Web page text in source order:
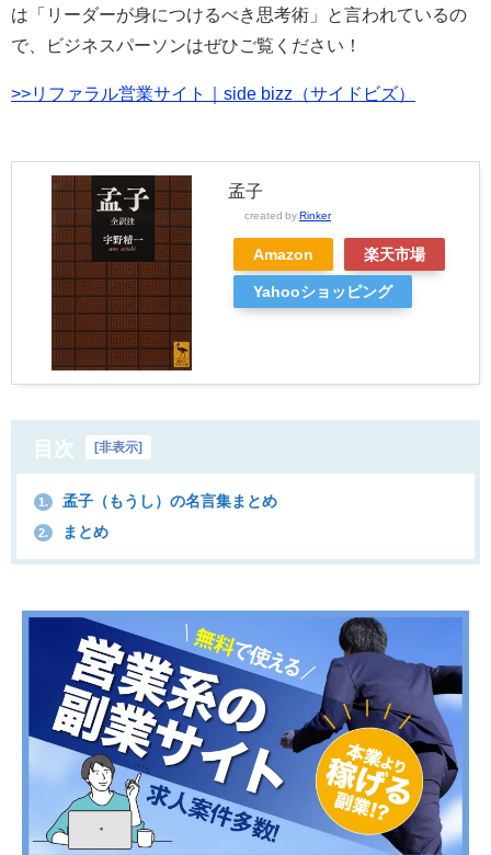
は「リーダーが身につけるべき思考術」と言われているの
で、ビジネスパーソンはぜひご覧ください！
>>リファラル営業サイト｜side bizz（サイドビズ）
孟子
created by Rinker
Amazon 楽天市場
Yahooショッピング
目次 [非表示]
1. 孟子（もうし）の名言集まとめ
2. まとめ